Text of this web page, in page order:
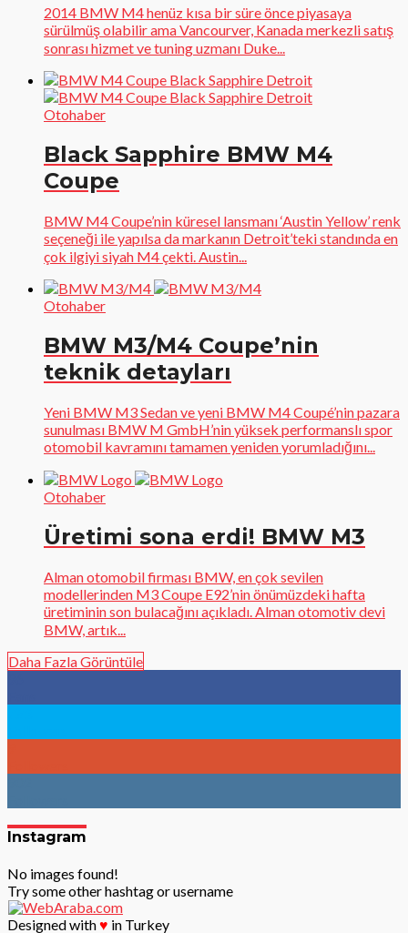
2014 BMW M4 henüz kısa bir süre önce piyasaya
sürülmüş olabilir ama Vancourver, Kanada merkezli satış
sonrası hizmet ve tuning uzmanı Duke...
Otohaber
Black Sapphire BMW M4
Coupe
BMW M4 Coupe’nin küresel lansmanı ‘Austin Yellow’ renk
seçeneği ile yapılsa da markanın Detroit’teki standında en
çok ilgiyi siyah M4 çekti. Austin...
Otohaber
BMW M3/M4 Coupe’nin
teknik detayları
Yeni BMW M3 Sedan ve yeni BMW M4 Coupé’nin pazara
sunulması BMW M GmbH’nin yüksek performanslı spor
otomobil kavramını tamamen yeniden yorumladığını...
Otohaber
Üretimi sona erdi! BMW M3
Alman otomobil firması BMW, en çok sevilen
modellerinden M3 Coupe E92’nin önümüzdeki hafta
üretiminin son bulacağını açıkladı. Alman otomotiv devi
BMW, artık...
Daha Fazla Görüntüle
Instagram
No images found!
Try some other hashtag or username
Designed with♥ in Turkey